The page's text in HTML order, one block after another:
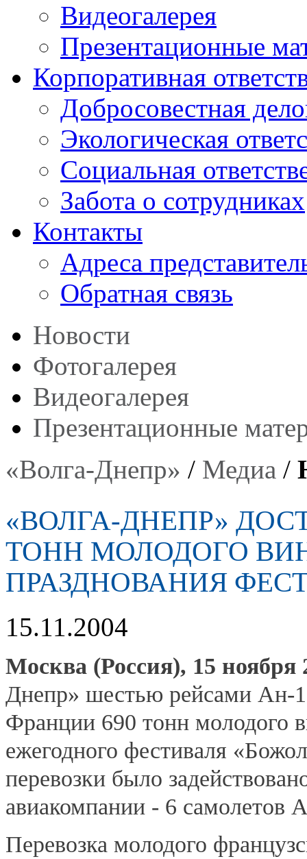
Видеогалерея
Презентационные
Корпоративная
Добросовестная
Экологическая
Социальная
Забота о сотрудниках
Контакты
Адреса
Обратная связь
Новости
Фотогалерея
Видеогалерея
Презентационные
«Волга-Днепр» / Медиа /
«ВОЛГА-ДНЕПР»
ТОНН МОЛОДОГО
ПРАЗДНОВАНИЯ
15.11.2004
Москва (Россия), 15 ноября
Днепр» шестью рейсами Ан-
Франции 690 тонн молодого
ежегодного фестиваля
перевозки было
авиакомпании - 6 самолетов
Перевозка молодого